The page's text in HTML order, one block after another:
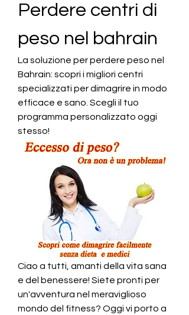
Perdere centri di
peso nel bahrain
La soluzione per perdere peso nel
Bahrain: scopri i migliori centri
specializzati per dimagrire in modo
efficace e sano. Scegli il tuo
programma personalizzato oggi
stesso!
Ciao a tutti, amanti della vita sana
e del benessere! Siete pronti per
un'avventura nel meraviglioso
mondo del fitness? Oggi vi porto a